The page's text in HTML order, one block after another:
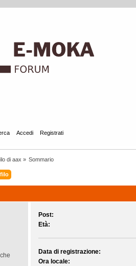
Accedi Registrati
di aax » Sommario
Post:
Età:
Data di registrazione:
Ora locale: